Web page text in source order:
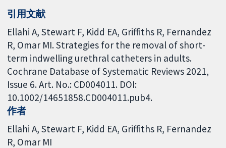
引用文献
Ellahi A, Stewart F, Kidd EA, Griffiths R, Fernandez
R, Omar MI. Strategies for the removal of short-
term indwelling urethral catheters in adults.
Cochrane Database of Systematic Reviews 2021,
Issue 6. Art. No.: CD004011. DOI:
10.1002/14651858.CD004011.pub4.
作者
Ellahi A Stewart F Kidd EA Griffiths R Fernandez
R Omar MI